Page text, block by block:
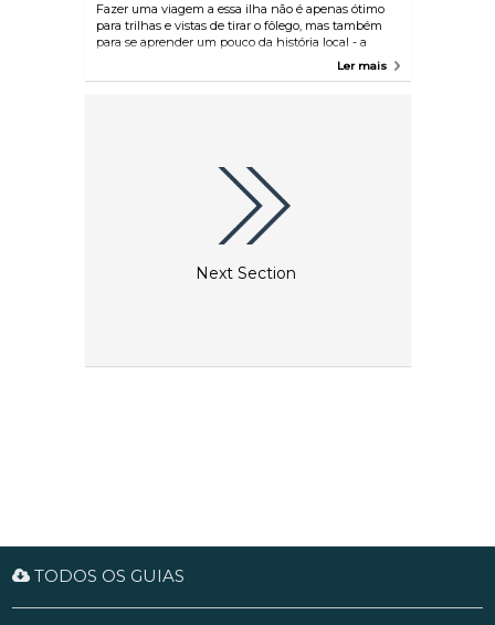
Fazer uma viagem a essa ilha não é apenas ótimo
para trilhas e vistas de tirar o fôlego, mas também
para se aprender um pouco da história local - a
Estação de Imigração Angel Island também está
Ler mais
Next Section
TODOS OS GUIAS